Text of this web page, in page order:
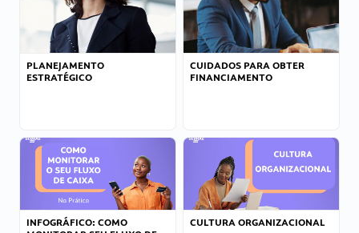
PLANEJAMENTO
ESTRATÉGICO
CUIDADOS PARA OBTER
FINANCIAMENTO
INFOGRÁFICO: COMO
CULTURA ORGANIZACIONAL